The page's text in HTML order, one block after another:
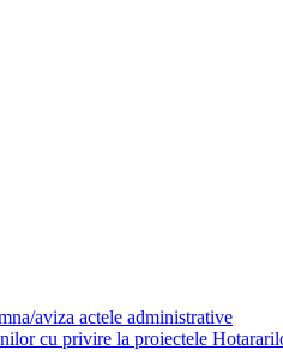
aviza actele administrative
cu privire la proiectele